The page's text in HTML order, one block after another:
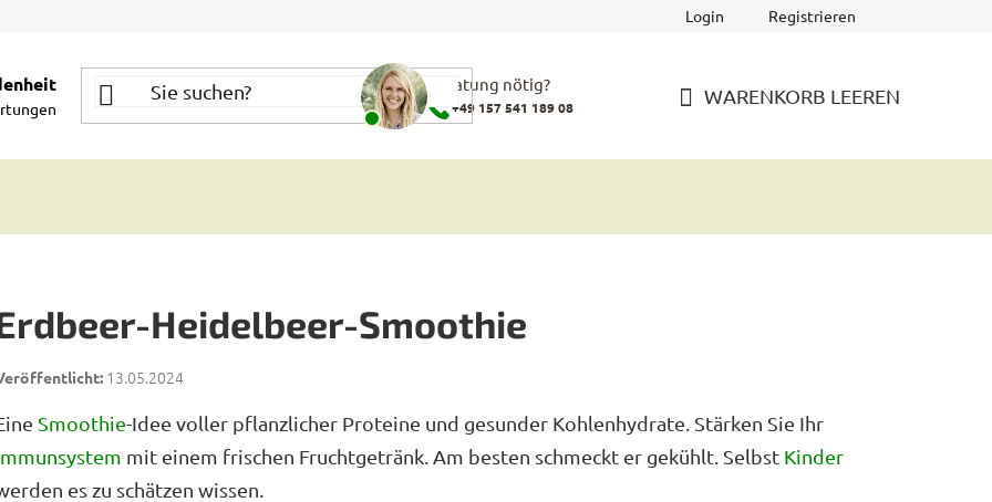
Login Registrieren
Beratung nötig?
+49 157 541 189 08 WARENKORB LEEREN
Heidelbeer-Smoothie
13.05.2024
Smoothie-Idee voller pflanzlicher Proteine und gesunder Kohlenhydrate. Stärken Sie Ihr
mit einem frischen Fruchtgetränk. Am besten schmeckt er gekühlt. Selbst Kinder
es zu schätzen wissen.